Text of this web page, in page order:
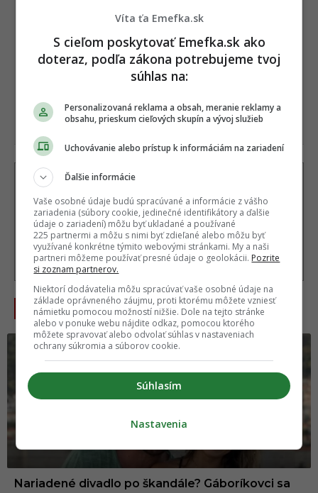
Autor
Dlhoročná redaktorka a zahraničná korešpondentka
EMEFKA, pre ktorú profesionálne píše od roku 2017.
Vďaka dlhodobému životu v Južnej Kórei patrí medzi
popredných domácich tvorcov o ... viac o autorovi
NAJČÍTANEJŠIE
Nariadené divadlo po škandále? Gáboríkovci sa
Víta ťa Emefka.sk
S cieľom poskytovať Emefka.sk ako
doteraz, podľa zákona potrebujeme tvoj
súhlas na:
Personalizovaná reklama a obsah, meranie reklamy a
obsahu, prieskum cieľových skupín a vývoj služieb
Uchovávanie alebo prístup k informáciám na zariadení
Ďalšie informácie
Vaše osobné údaje budú spracúvané a informácie z vášho
zariadenia (súbory cookie, jedinečné identifikátory a ďalšie
údaje o zariadení) môžu byť ukladané a používané
225 partnermi a môžu s nimi byť zdieľané alebo môžu byť
využívané konkrétne týmito webovými stránkami. My a naši
partneri môžeme používať presné údaje o geolokácii. Pozrite
si zoznam partnerov.
Niektorí dodávatelia môžu spracúvať vaše osobné údaje na
základe oprávneného záujmu, proti ktorému môžete vzniesť
námietku pomocou možností nižšie. Dole na tejto stránke
alebo v ponuke webu nájdite odkaz, pomocou ktorého
môžete spravovať alebo odvolať súhlas v nastaveniach
ochrany súkromia a súborov cookie.
Súhlasím
Nastavenia